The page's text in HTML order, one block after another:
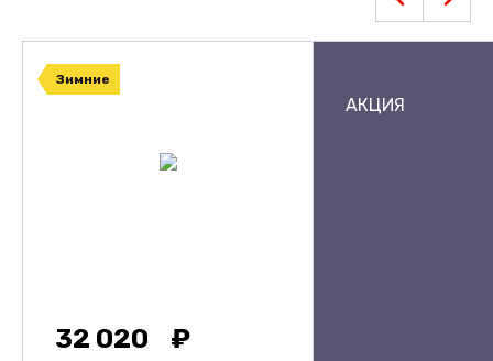
Зимние
32 020
АКЦИЯ